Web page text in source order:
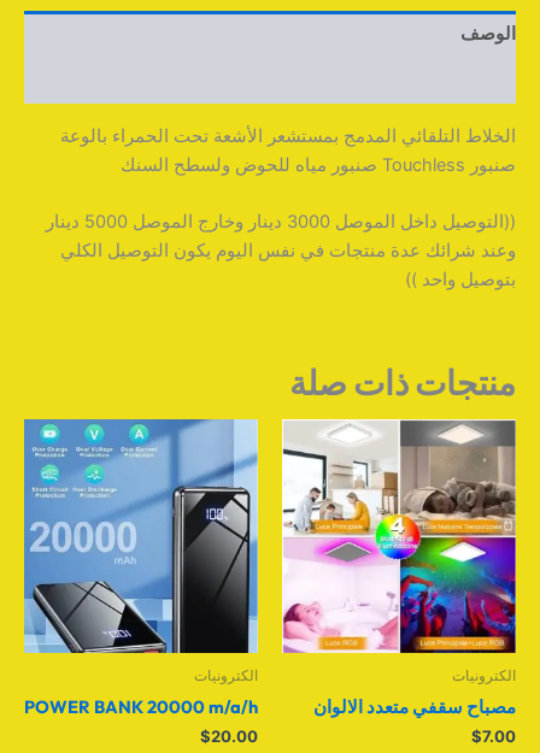
الوصف
الخلاط التلقائي المدمج بمستشعر الأشعة تحت الحمراء بالوعة
صنبور Touchless صنبور مياه للحوض ولسطح السنك
((التوصيل داخل الموصل 3000 دينار وخارج الموصل 5000 دينار
وعند شرائك عدة منتجات في نفس اليوم يكون التوصيل الكلي
بتوصيل واحد ))
منتجات ذات صلة
الكترونيات
مصباح سقفي متعدد الالوان
$7.00
الكترونيات
POWER BANK 20000 m/a/h
$20.00